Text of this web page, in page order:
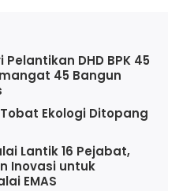
DHD BPK 45
45 Bangun
Ekologi Ditopang
Lantik 16 Pejabat,
Inovasi untuk
EMAS